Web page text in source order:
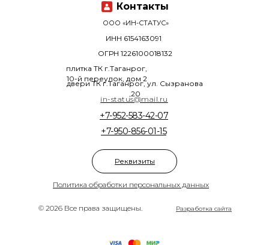
© 2026 Все права защищены.
Политика обработки персональных данных
+7-950-856-01-15
+7-952-583-42-07
ООО «ИН-СТАТУС»
плитка ТК г.Таганрог,
10-й переулок, дом 2
двери ТК г.Таганрог, ул. Сызранова
,20
ОГРН 1226100018132
ИНН 6154163091
Разработка сайта
in-status@mail.ru
Контакты
Реквизиты